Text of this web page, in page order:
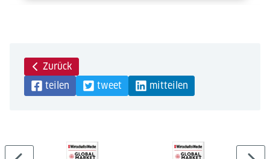
Zurück
teilen
tweet mitteilen